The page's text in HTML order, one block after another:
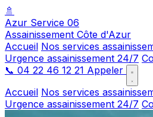
🚿
Azur Service 06
Assainissement Côte d'Azur
Accueil Nos services
Urgence assainissement 24/7
📞 04 22 46 12 21 Appeler
Accueil Nos services
Urgence assainissement 24/7